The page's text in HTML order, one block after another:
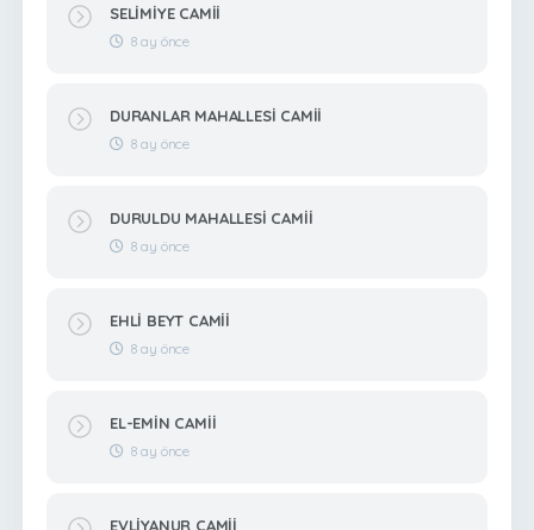
SELİMİYE CAMİİ
8 ay önce
DURANLAR MAHALLESİ CAMİİ
8 ay önce
DURULDU MAHALLESİ CAMİİ
8 ay önce
EHLİ BEYT CAMİİ
8 ay önce
EL-EMİN CAMİİ
8 ay önce
EVLİYANUR CAMİİ